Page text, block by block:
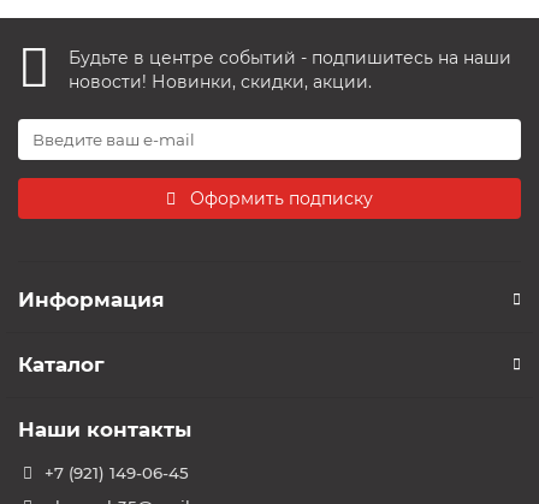
Будьте в центре событий - подпишитесь на наши
новости! Новинки, скидки, акции.
Оформить подписку
Информация
Каталог
Наши контакты
+7 (921) 149-06-45